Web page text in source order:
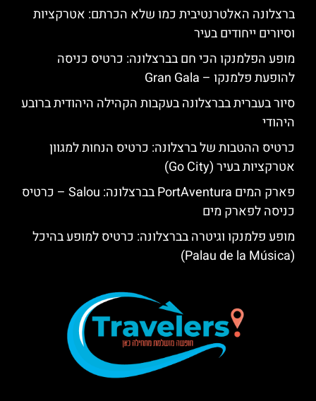
ברצלונה האלטרנטיבית כמו שלא הכרתם: אטרקציות
וסיורים ייחודים בעיר
מופע הפלמנקו הכי חם בברצלונה: כרטיס כניסה
להופעת פלמנקו – Gran Gala
סיור בעברית בברצלונה בעקבות הקהילה היהודית ברובע
היהודי
כרטיס ההטבות של ברצלונה: כרטיס הנחות למגוון
אטרקציות בעיר (Go City)
פארק המים PortAventura בברצלונה: Salou – כרטיס
כניסה לפארק מים
מופע פלמנקו וגיטרה בברצלונה: כרטיס למופע בהיכל
(Palau de la Música)